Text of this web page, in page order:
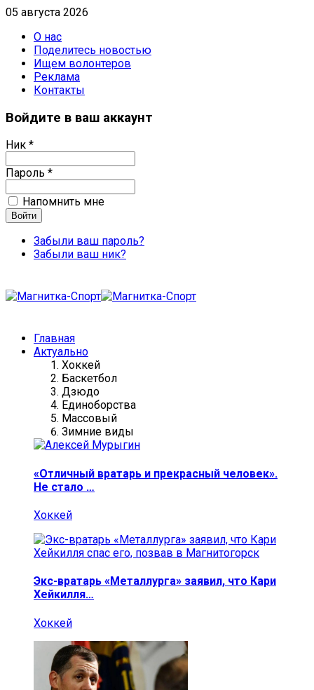
05 августа 2026
О нас
Поделитесь новостью
Ищем волонтеров
Реклама
Контакты
Войдите в ваш аккаунт
Ник *
Пароль *
Напомнить мне
Забыли ваш пароль?
Забыли ваш ник?
Главная
Актуально
Хоккей
Баскетбол
Дзюдо
Единоборства
Массовый
Зимние виды
«Отличный вратарь и прекрасный человек».
Не стало …
Хоккей
Экс-вратарь «Металлурга» заявил, что Кари
Хейкилля…
Хоккей